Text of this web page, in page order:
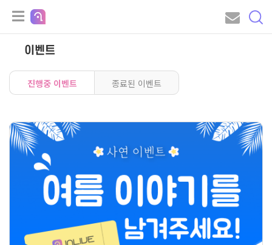
이벤트
진행중 이벤트 종료된 이벤트